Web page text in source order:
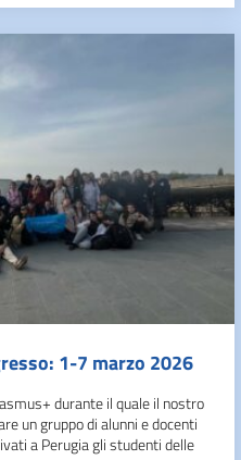
1-7 marzo 2026
durante il quale il nostro
un gruppo di alunni e docenti
a Perugia gli studenti delle